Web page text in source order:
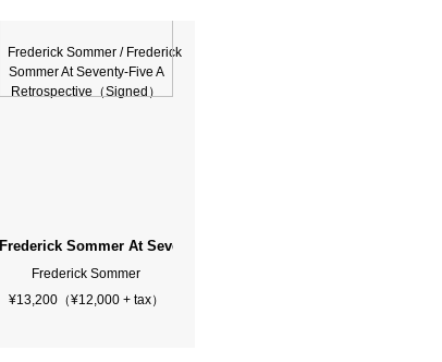
Frederick Sommer At Seventy-Five A Retrospective（Signed）
Frederick Sommer
¥13,200（¥12,000 + tax）